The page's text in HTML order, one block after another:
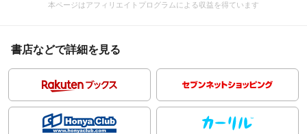
本ページはアフィリエイトプログラムによる収益を得ています
書店などで詳細を見る